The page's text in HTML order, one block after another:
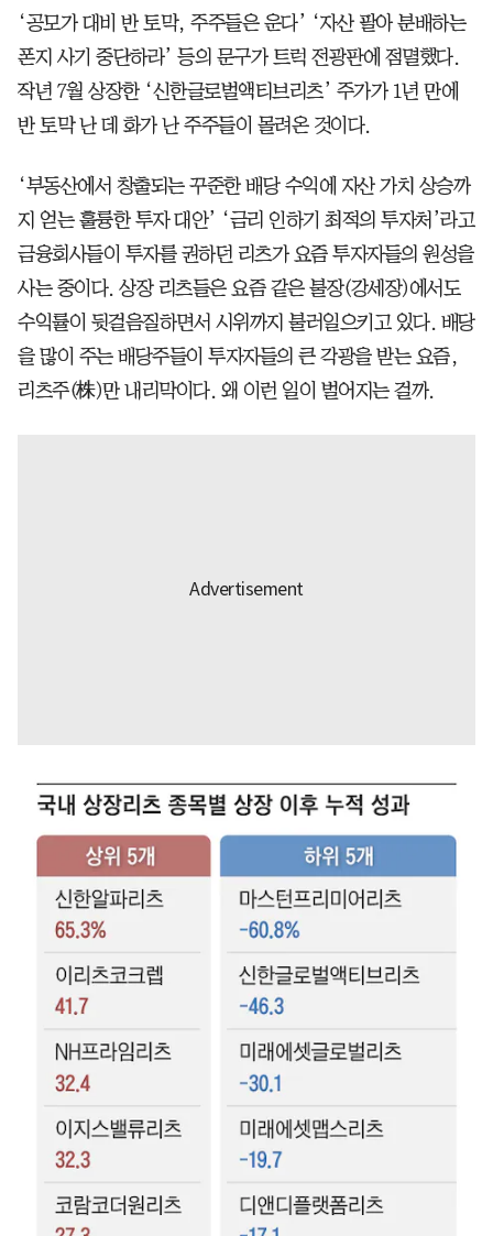
‘공모가 대비 반 토막, 주주들은 운다’ ‘자산 팔아 분배하는
폰지 사기 중단하라’ 등의 문구가 트럭 전광판에 점멸했다.
작년 7월 상장한 ‘신한글로벌액티브리츠’ 주가가 1년 만에
반 토막 난 데 화가 난 주주들이 몰려온 것이다.
‘부동산에서 창출되는 꾸준한 배당 수익에 자산 가치 상승까
지 얻는 훌륭한 투자 대안’ ‘금리 인하기 최적의 투자처’라고
금융회사들이 투자를 권하던 리츠가 요즘 투자자들의 원성을
사는 중이다. 상장 리츠들은 요즘 같은 불장(강세장)에서도
수익률이 뒷걸음질하면서 시위까지 불러일으키고 있다. 배당
을 많이 주는 배당주들이 투자자들의 큰 각광을 받는 요즘,
리츠주(株)만 내리막이다. 왜 이런 일이 벌어지는 걸까.